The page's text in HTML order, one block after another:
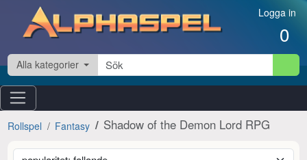
Hoppa till innehåll Logga in
0
Alla kategorier
Rollspel Fantasy Shadow of the Demon Lord RPG